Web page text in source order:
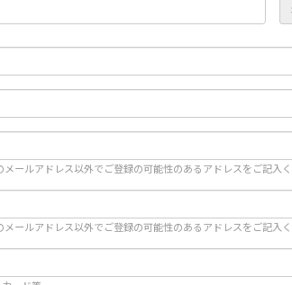
ールアドレス以外でご登録の可能性のあるアドレスをご記入く
ールアドレス以外でご登録の可能性のあるアドレスをご記入く